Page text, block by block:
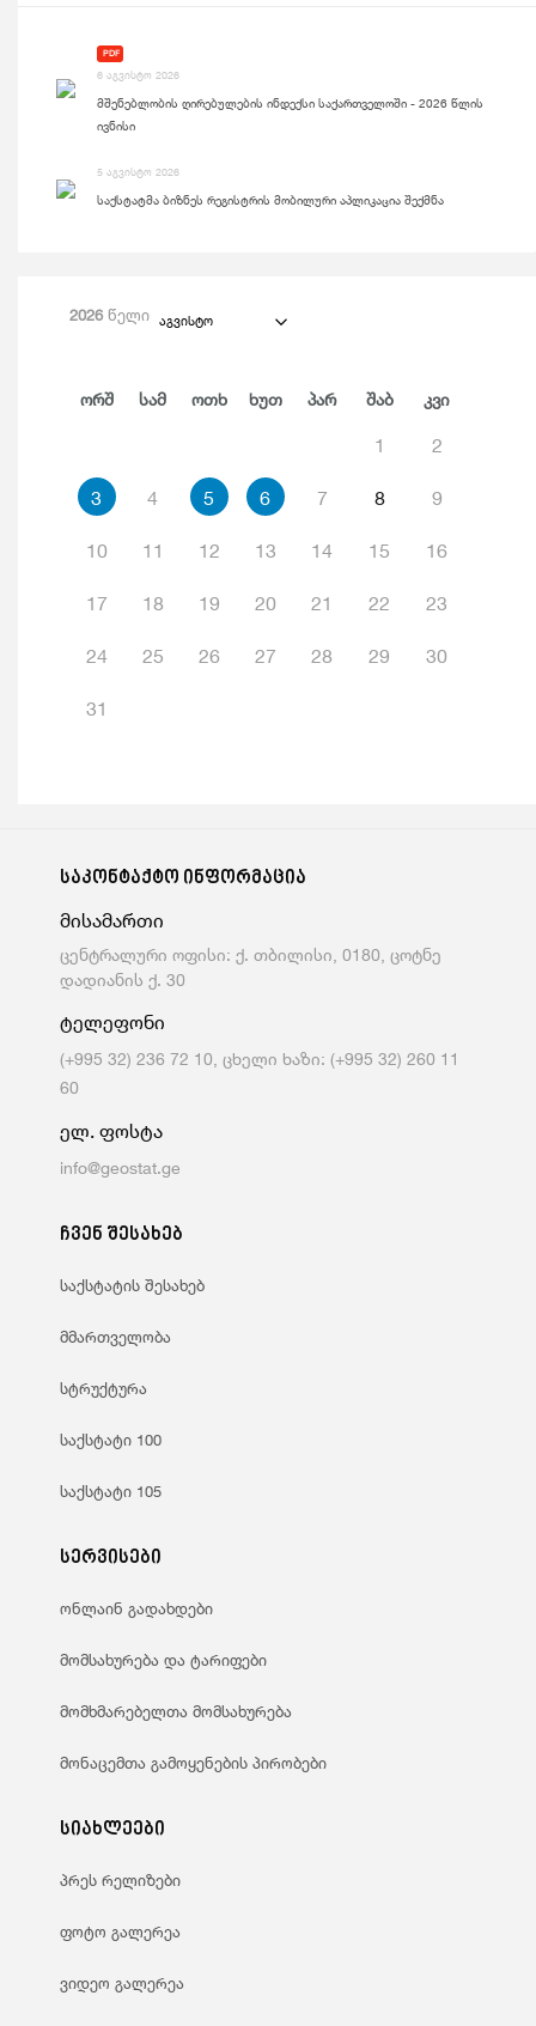
PDF
6 აგვისტო 2026
მშენებლობის ღირებულების ინდექსი საქართველოში - 2026 წლის
ივნისი
5 აგვისტო 2026
საქსტატმა ბიზნეს რეგისტრის მობილური აპლიკაცია შექმნა
2026წელი აგვისტო
Ორშ Სამ Ოთხ Ხუთ Პარ Შაბ Კვი
1 2
3 4 5 6 7 8 9
10 11 12 13 14 15 16
17 18 19 20 21 22 23
24 25 26 27 28 29 30
31
საკონტაქტო ინფორმაცია
მისამართი
ცენტრალური ოფისი: ქ. თბილისი, 0180, ცოტნე
დადიანის ქ. 30
ტელეფონი
(+995 32) 236 72 10, ცხელი ხაზი: (+995 32) 260 11
60
ელ. ფოსტა
info@geostat.ge
ჩვენ შესახებ
საქსტატის შესახებ
მმართველობა
სტრუქტურა
საქსტატი 100
საქსტატი 105
სერვისები
ონლაინ გადახდები
მომსახურება და ტარიფები
მომხმარებელთა მომსახურება
მონაცემთა გამოყენების პირობები
სიახლეები
პრეს რელიზები
ფოტო გალერეა
ვიდეო გალერეა